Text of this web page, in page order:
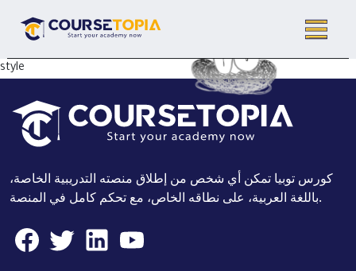
style
كورس توبيا تمكن أي شخص من إطلاق منصته التدريبية الخاصة،
باللغة العربية، على نطاقه الخاص، مع تحكم كامل في المنصة.